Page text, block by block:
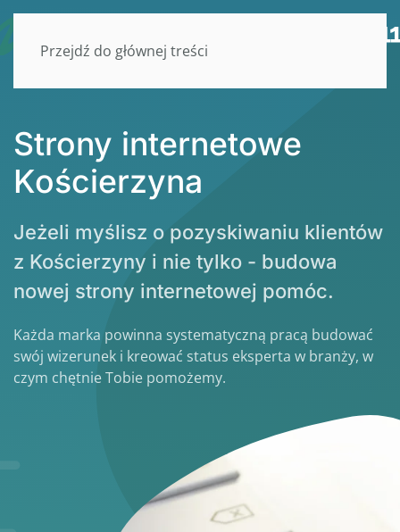
Przejdź do głównej treści
Strony internetowe
Kościerzyna
Jeżeli myślisz o pozyskiwaniu klientów
z Kościerzyny i nie tylko - budowa
nowej strony internetowej pomóc.
Każda marka powinna systematyczną pracą budować
swój wizerunek i kreować status eksperta w branży, w
czym chętnie Tobie pomożemy.